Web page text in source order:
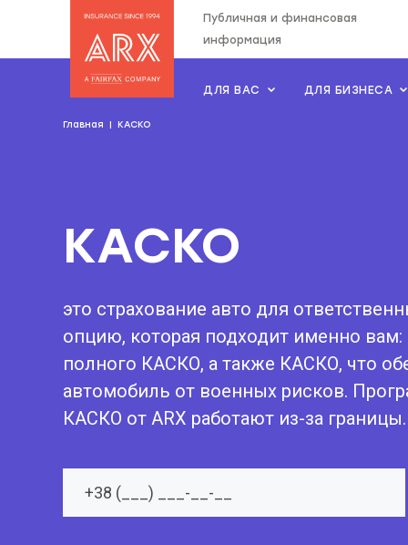
Публичная и финансовая
информация
ДЛЯ ВАС ДЛЯ БИЗНЕСА
Главная КАСКО
КАСКО
это страхование авто для
опцию, которая подходит именно
полного КАСКО, а также КАСКО, что
автомобиль от военных рисков.
КАСКО от ARX работают из-за границы.